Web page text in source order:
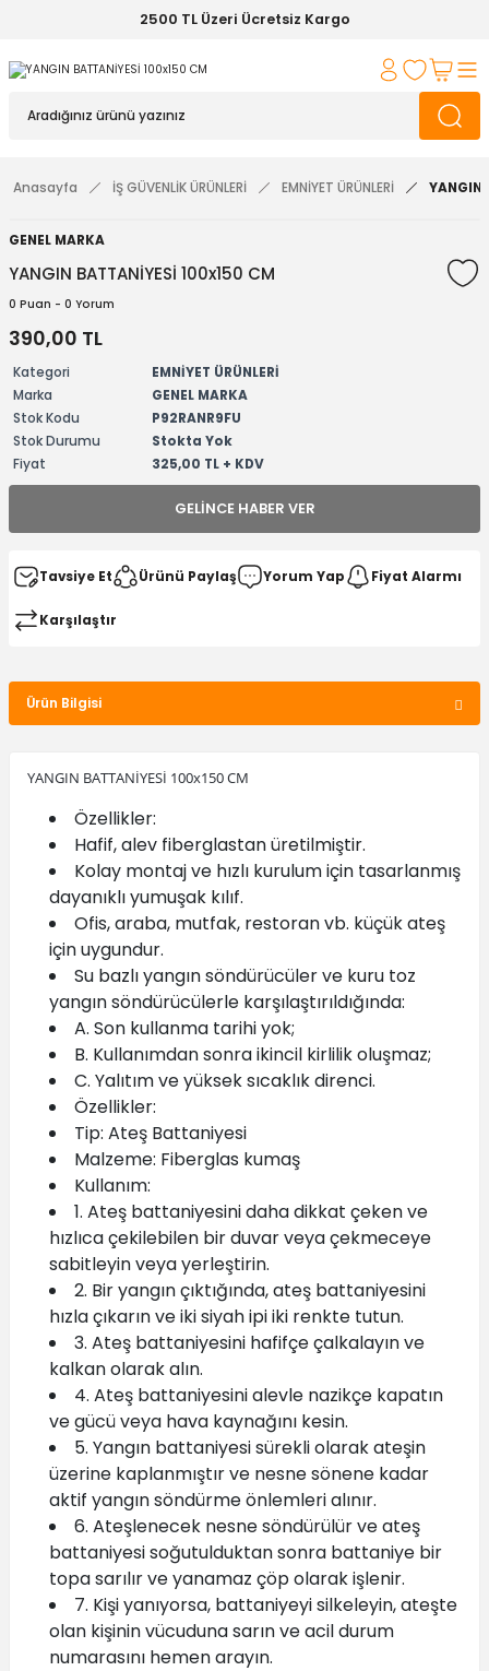
2500 TL Üzeri Ücretsiz Kargo
Anasayfa İŞ GÜVENLİK ÜRÜNLERİ EMNİYET ÜRÜNLERİ YANGIN
GENEL MARKA
YANGIN BATTANİYESİ 100x150 CM
0 Puan - 0 Yorum
390,00 TL
Kategori
EMNİYET ÜRÜNLERİ
Marka
GENEL MARKA
Stok Kodu
P92RANR9FU
Stok Durumu
Stokta Yok
Fiyat
325,00 TL + KDV
GELINCE HABER VER
Tavsiye Et Ürünü Paylaş Yorum Yap Fiyat Alarmı
Karşılaştır
Ürün Bilgisi
YANGIN BATTANİYESİ 100x150 CM
Özellikler:
Hafif, alev fiberglastan üretilmiştir.
Kolay montaj ve hızlı kurulum için tasarlanmış
dayanıklı yumuşak kılıf.
Ofis, araba, mutfak, restoran vb. küçük ateş
için uygundur.
Su bazlı yangın söndürücüler ve kuru toz
yangın söndürücülerle karşılaştırıldığında:
A. Son kullanma tarihi yok;
B. Kullanımdan sonra ikincil kirlilik oluşmaz;
C. Yalıtım ve yüksek sıcaklık direnci.
Özellikler:
Tip: Ateş Battaniyesi
Malzeme: Fiberglas kumaş
Kullanım:
1. Ateş battaniyesini daha dikkat çeken ve
hızlıca çekilebilen bir duvar veya çekmeceye
sabitleyin veya yerleştirin.
2. Bir yangın çıktığında, ateş battaniyesini
hızla çıkarın ve iki siyah ipi iki renkte tutun.
3. Ateş battaniyesini hafifçe çalkalayın ve
kalkan olarak alın.
4. Ateş battaniyesini alevle nazikçe kapatın
ve gücü veya hava kaynağını kesin.
5. Yangın battaniyesi sürekli olarak ateşin
üzerine kaplanmıştır ve nesne sönene kadar
aktif yangın söndürme önlemleri alınır.
6. Ateşlenecek nesne söndürülür ve ateş
battaniyesi soğutulduktan sonra battaniye bir
topa sarılır ve yanamaz çöp olarak işlenir.
7. Kişi yanıyorsa, battaniyeyi silkeleyin, ateşte
olan kişinin vücuduna sarın ve acil durum
numarasını hemen arayın.